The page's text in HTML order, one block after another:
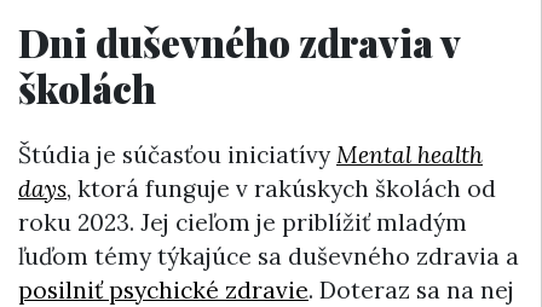
Dni duševného zdravia v
školách
Štúdia je súčasťou iniciatívyMental health
days, ktorá funguje v rakúskych školách od
roku 2023. Jej cieľom je priblížiť mladým
ľuďom témy týkajúce sa duševného zdravia a
posilniť psychické zdravie. Doteraz sa na nej